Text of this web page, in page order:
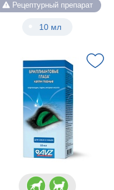
Рецептурный препарат
10 мл